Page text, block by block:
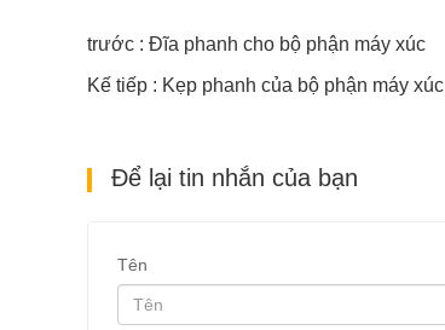
trước : Đĩa phanh cho bộ phận máy xúc
Kế tiếp : Kẹp phanh của bộ phận máy xúc
Để lại tin nhắn của bạn
Tên